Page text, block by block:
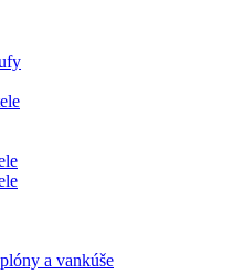
a vankúše